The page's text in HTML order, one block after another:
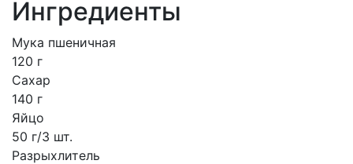
Ингредиенты
Мука пшеничная
120 г
Сахар
140 г
Яйцо
50 г/3 шт.
Разрыхлитель